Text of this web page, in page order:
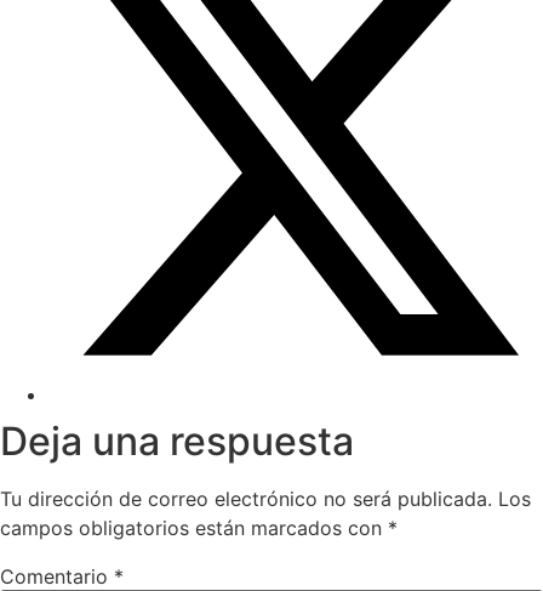
Deja una respuesta
Tu dirección de correo electrónico no será publicada. Los
campos obligatorios están marcados con *
Comentario *